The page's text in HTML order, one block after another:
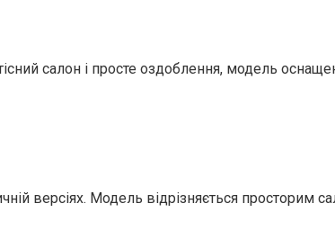
салон і просте оздоблення, модель
версіях. Модель відрізняється просторим